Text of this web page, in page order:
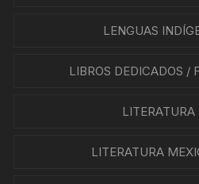
LENGUAS
LIBROS DEDICADOS /
LITERATURA
LITERATURA